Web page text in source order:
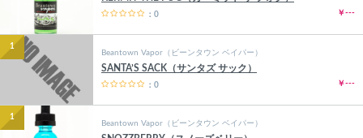
：0 ￥---
1
Beantown Vapor（ビーンタウン ベイパー）
SANTA’S SACK（サンタズ サック）
：0 ￥---
1
Beantown Vapor（ビーンタウン ベイパー）